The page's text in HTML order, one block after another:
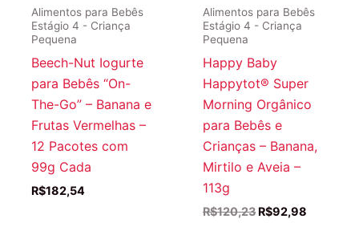
Alimentos para Bebês
Estágio 4 - Criança
Pequena
Beech-Nut Iogurte
para Bebês “On-
The-Go” – Banana e
Frutas Vermelhas –
12 Pacotes com
99g Cada
R$182,54
Alimentos para Bebês
Estágio 4 - Criança
Pequena
Happy Baby
Happytot® Super
Morning Orgânico
para Bebês e
Crianças – Banana,
Mirtilo e Aveia –
113g
R$120,23 O
R$92,98